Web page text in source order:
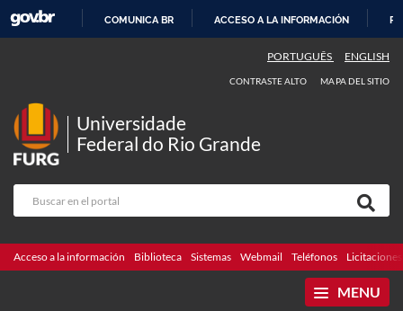
CONTENIDO
COMUNICA BR ACCESO A LA INFORMACIÓN
PORTUGUÊS ENGLISH
CONTRASTE ALTO MAPA DEL SITIO
Universidade
Federal do Rio Grande
Acceso a la información Biblioteca Sistemas Webmail Teléfonos Licitaciones
MENU